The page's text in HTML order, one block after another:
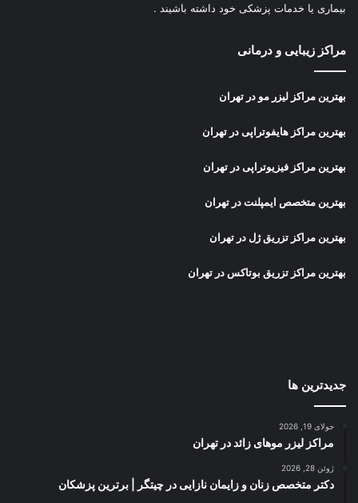
بیماری یا خدمات پزشکی خود داشته باشیند .
مراکز زیبایی و درمانی
بهترین مراکز لیزر مو در تهران
بهترین مراکز هایفوتراپی در تهران
بهترین مراکز فیزیوتراپی در تهران
بهترین متخصص ایمپلنت در تهران
بهترین مراکز تزریق ژل در تهران
بهترین مراکز تزریق بوتاکس در تهران
جدیدترین ها
جولای 19, 2026
مراکز لیزر موهای زائد در تهران
ژوئن 28, 2026
دکتر متخصص زنان و زایمان نازایی در چیتگر | برترین پزشکان